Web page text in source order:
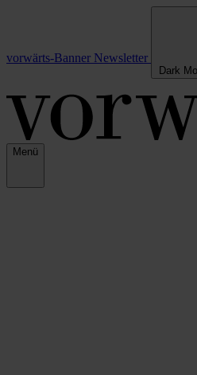
vorwärts-Banner Newsletter
Dark
Menü